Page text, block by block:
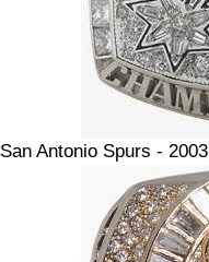
San Antonio Spurs - 2003